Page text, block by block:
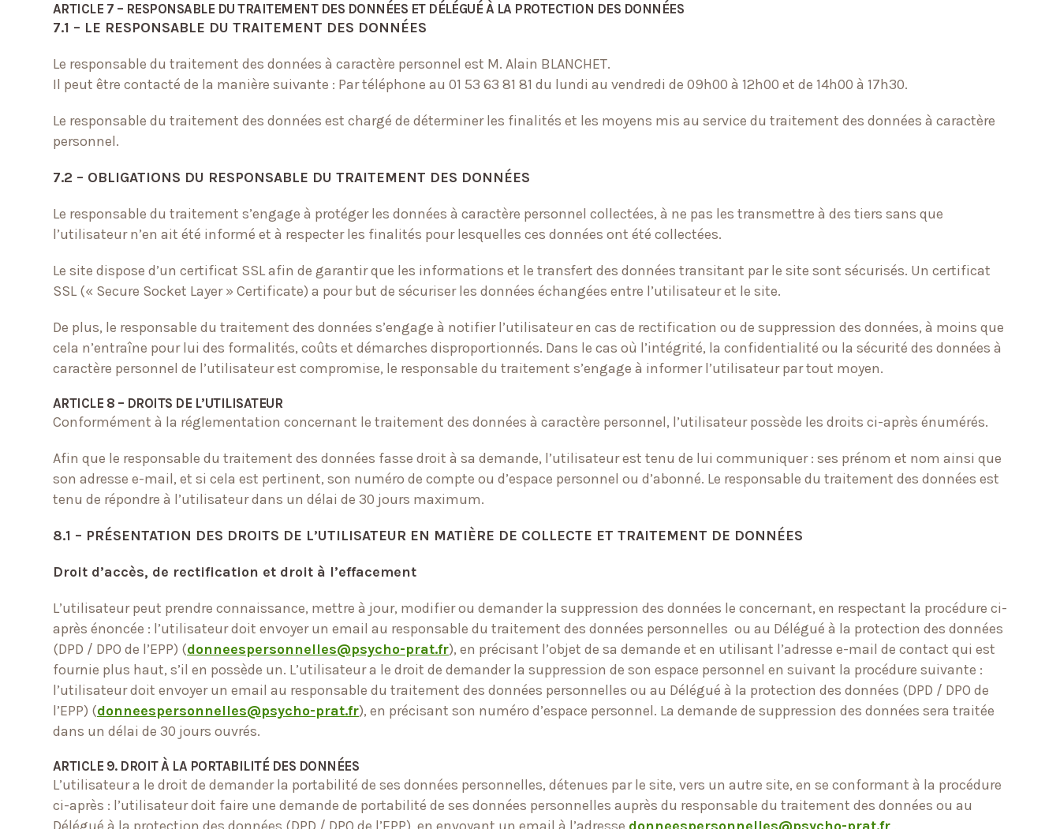
ARTICLE 7 – RESPONSABLE DU TRAITEMENT DES DONNÉES ET DÉLÉGUÉ À LA PROTECTION DES DONNÉES
7.1 – LE RESPONSABLE DU TRAITEMENT DES DONNÉES
Le responsable du traitement des données à caractère personnel est M. Alain BLANCHET.
Il peut être contacté de la manière suivante : Par téléphone au 01 53 63 81 81 du lundi au vendredi de 09h00 à 12h00 et de 14h00 à 17h30.
Le responsable du traitement des données est chargé de déterminer les finalités et les moyens mis au service du traitement des données à caractère
personnel.
7.2 – OBLIGATIONS DU RESPONSABLE DU TRAITEMENT DES DONNÉES
Le responsable du traitement s’engage à protéger les données à caractère personnel collectées, à ne pas les transmettre à des tiers sans que
l’utilisateur n’en ait été informé et à respecter les finalités pour lesquelles ces données ont été collectées.
Le site dispose d’un certificat SSL afin de garantir que les informations et le transfert des données transitant par le site sont sécurisés. Un certificat
SSL (« Secure Socket Layer » Certificate) a pour but de sécuriser les données échangées entre l’utilisateur et le site.
De plus, le responsable du traitement des données s’engage à notifier l’utilisateur en cas de rectification ou de suppression des données, à moins que
cela n’entraîne pour lui des formalités, coûts et démarches disproportionnés. Dans le cas où l’intégrité, la confidentialité ou la sécurité des données à
caractère personnel de l’utilisateur est compromise, le responsable du traitement s’engage à informer l’utilisateur par tout moyen.
ARTICLE 8 – DROITS DE L’UTILISATEUR
Conformément à la réglementation concernant le traitement des données à caractère personnel, l’utilisateur possède les droits ci-après énumérés.
Afin que le responsable du traitement des données fasse droit à sa demande, l’utilisateur est tenu de lui communiquer : ses prénom et nom ainsi que
son adresse e-mail, et si cela est pertinent, son numéro de compte ou d’espace personnel ou d’abonné. Le responsable du traitement des données est
tenu de répondre à l’utilisateur dans un délai de 30 jours maximum.
8.1 – PRÉSENTATION DES DROITS DE L’UTILISATEUR EN MATIÈRE DE COLLECTE ET TRAITEMENT DE DONNÉES
Droit d’accès, de rectification et droit à l’effacement
L’utilisateur peut prendre connaissance, mettre à jour, modifier ou demander la suppression des données le concernant, en respectant la procédure ci-
après énoncée : l’utilisateur doit envoyer un email au responsable du traitement des données personnelles ou au Délégué à la protection des données
(DPD / DPO de l’EPP) (donneespersonnelles@psycho-prat.fr), en précisant l’objet de sa demande et en utilisant l’adresse e-mail de contact qui est
fournie plus haut, s’il en possède un. L’utilisateur a le droit de demander la suppression de son espace personnel en suivant la procédure suivante :
l’utilisateur doit envoyer un email au responsable du traitement des données personnelles ou au Délégué à la protection des données (DPD / DPO de
l’EPP) (donneespersonnelles@psycho-prat.fr), en précisant son numéro d’espace personnel. La demande de suppression des données sera traitée
dans un délai de 30 jours ouvrés.
ARTICLE 9. DROIT À LA PORTABILITÉ DES DONNÉES
L’utilisateur a le droit de demander la portabilité de ses données personnelles, détenues par le site, vers un autre site, en se conformant à la procédure
ci-après : l’utilisateur doit faire une demande de portabilité de ses données personnelles auprès du responsable du traitement des données ou au